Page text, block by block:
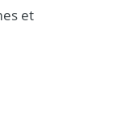
et